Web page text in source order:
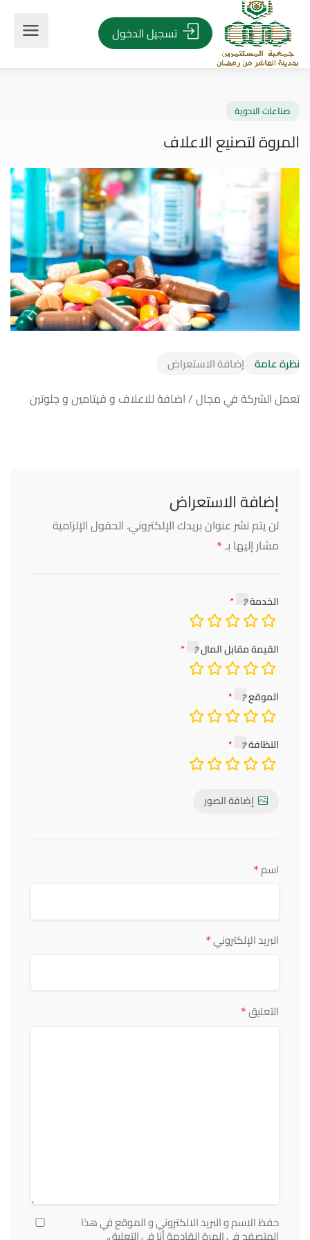
تسجيل الدخول
لتصنيع الاعلاف
نظرة عامة إضافة الاستعراض
تعمل الشركة في مجال / اضافة للاعلاف و فيتامين و جلوتين
إضافة الاستعراض
لن يتم نشر عنوان بريدك الإلكتروني. الحقول الإلزامية
مشار إليها بـ*
الخدمة
القيمة مقابل المال
الموقع
النظافة
إضافة الصور
اسم*
البريد الإلكتروني*
التعليق*
حفظ الاسم و البريد الالكتروني و الموقع في هذا